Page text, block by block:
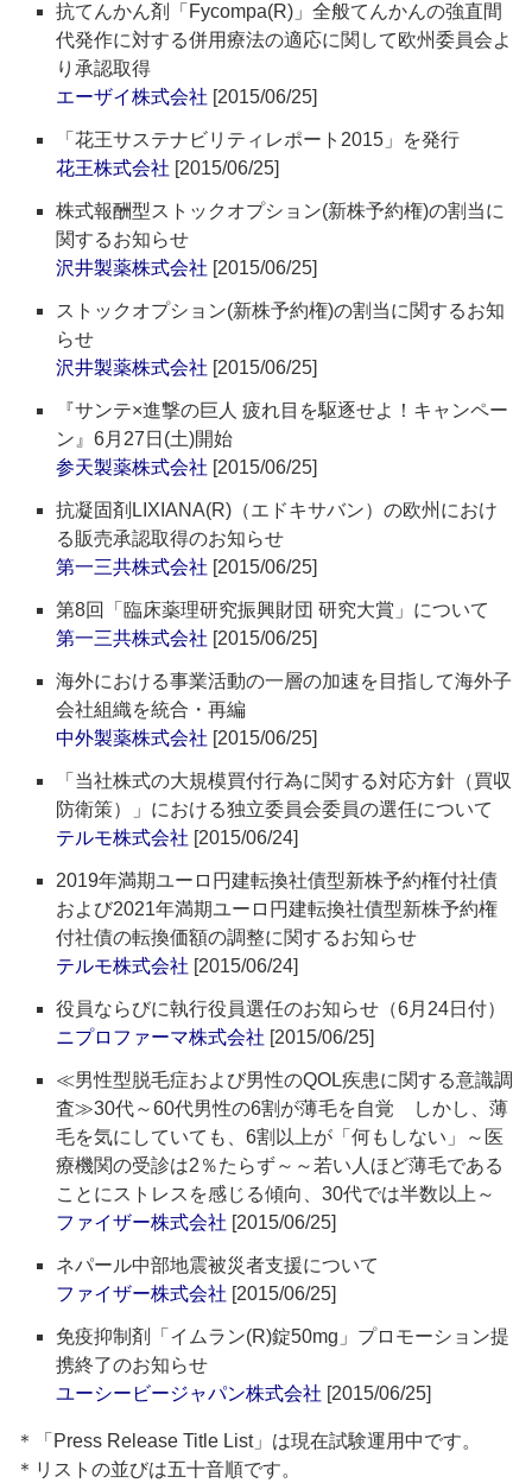
抗てんかん剤「Fycompa(R)」全般てんかんの強直間
代発作に対する併用療法の適応に関して欧州委員会よ
り承認取得
エーザイ株式会社 [2015/06/25]
「花王サステナビリティレポート2015」を発行
花王株式会社 [2015/06/25]
株式報酬型ストックオプション(新株予約権)の割当に
関するお知らせ
沢井製薬株式会社 [2015/06/25]
ストックオプション(新株予約権)の割当に関するお知
らせ
沢井製薬株式会社 [2015/06/25]
『サンテ×進撃の巨人 疲れ目を駆逐せよ！キャンペー
ン』6月27日(土)開始
参天製薬株式会社 [2015/06/25]
抗凝固剤LIXIANA(R)（エドキサバン）の欧州におけ
る販売承認取得のお知らせ
第一三共株式会社 [2015/06/25]
第8回「臨床薬理研究振興財団 研究大賞」について
第一三共株式会社 [2015/06/25]
海外における事業活動の一層の加速を目指して海外子
会社組織を統合・再編
中外製薬株式会社 [2015/06/25]
「当社株式の大規模買付行為に関する対応方針（買収
防衛策）」における独立委員会委員の選任について
テルモ株式会社 [2015/06/24]
2019年満期ユーロ円建転換社債型新株予約権付社債
および2021年満期ユーロ円建転換社債型新株予約権
付社債の転換価額の調整に関するお知らせ
テルモ株式会社 [2015/06/24]
役員ならびに執行役員選任のお知らせ（6月24日付）
ニプロファーマ株式会社 [2015/06/25]
≪男性型脱毛症および男性のQOL疾患に関する意識調
査≫30代～60代男性の6割が薄毛を自覚 しかし、薄
毛を気にしていても、6割以上が「何もしない」～医
療機関の受診は2％たらず～～若い人ほど薄毛である
ことにストレスを感じる傾向、30代では半数以上～
ファイザー株式会社 [2015/06/25]
ネパール中部地震被災者支援について
ファイザー株式会社 [2015/06/25]
免疫抑制剤「イムラン(R)錠50mg」プロモーション提
携終了のお知らせ
ユーシービージャパン株式会社 [2015/06/25]
＊「Press Release Title List」は現在試験運用中です。
＊リストの並びは五十音順です。